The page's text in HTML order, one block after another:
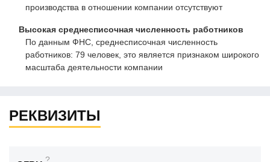
производства в отношении компании отсутствуют
Высокая среднесписочная численность работников
По данным ФНС, среднесписочная численность
работников: 79 человек, это является признаком широкого
масштаба деятельности компании
РЕКВИЗИТЫ
?